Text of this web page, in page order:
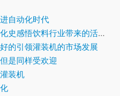
自动化时代
悟饮料行业带来的活力与激情
的引领灌装机的市场发展
是同样受欢迎
装机